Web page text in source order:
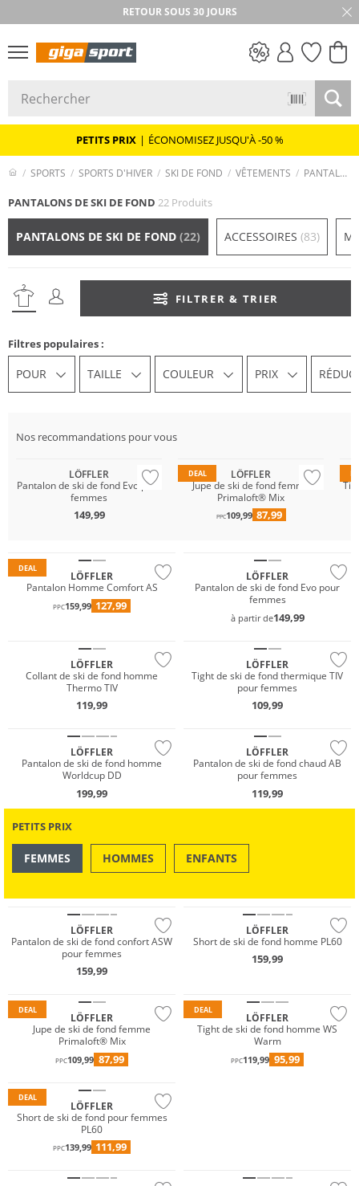
RETOUR SOUS 30 JOURS
PETITS PRIX | ÉCONOMISEZ JUSQU'À -50 %
SPORTS SPORTS D'HIVER SKI DE FOND VÊTEMENTS PANTALONS DE SKI DE FOND
PANTALONS DE SKI DE FOND 22 Produits
PANTALONS DE SKI DE FOND (22) ACCESSOIRES (83)
FILTRER & TRIER
Filtres populaires :
POUR TAILLE COULEUR PRIX
Nos recommandations pour vous
Grandes tailles
LÖFFLER
Pantalon de ski de fond Evo pour
femmes
149,99
DEAL
LÖFFLER
Jupe de ski de fond femme
Primaloft® Mix
PPC109,99 87,99
DEAL
LÖFFLER
Pantalon Homme Comfort AS
PPC159,99 127,99
Grandes tailles
Durable
LÖFFLER
Pantalon de ski de fond Evo pour
femmes
à partir de149,99
LÖFFLER
Collant de ski de fond homme
Thermo TIV
119,99
LÖFFLER
Tight de ski de fond thermique TIV
pour femmes
109,99
LÖFFLER
Pantalon de ski de fond homme
Worldcup DD
199,99
Grandes tailles
LÖFFLER
Pantalon de ski de fond chaud AB
pour femmes
119,99
PETITS PRIX
FEMMES HOMMES ENFANTS
Grandes tailles
LÖFFLER
Pantalon de ski de fond confort ASW
pour femmes
159,99
LÖFFLER
Short de ski de fond homme PL60
159,99
DEAL
Primaloft®
LÖFFLER
Jupe de ski de fond femme
Primaloft® Mix
PPC109,99 87,99
DEAL
LÖFFLER
Tight de ski de fond homme WS
Warm
PPC119,99 95,99
DEAL
LÖFFLER
Short de ski de fond pour femmes
PL60
PPC139,99 111,99